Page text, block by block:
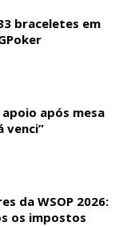
braceletes em
apoio após mesa
venci”
da WSOP 2026:
os impostos